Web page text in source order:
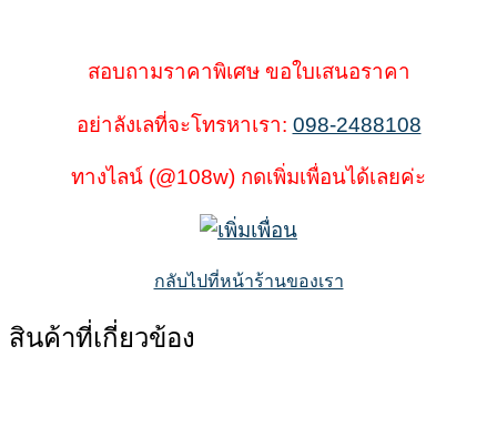
สอบถามราคาพิเศษ ขอใบเสนอราคา
อย่าลังเลที่จะโทรหาเรา: 098-2488108
ทางไลน์ (@108w) กดเพิ่มเพื่อนได้เลยค่ะ
กลับไปที่หน้าร้านของเรา
สินค้าที่เกี่ยวข้อง